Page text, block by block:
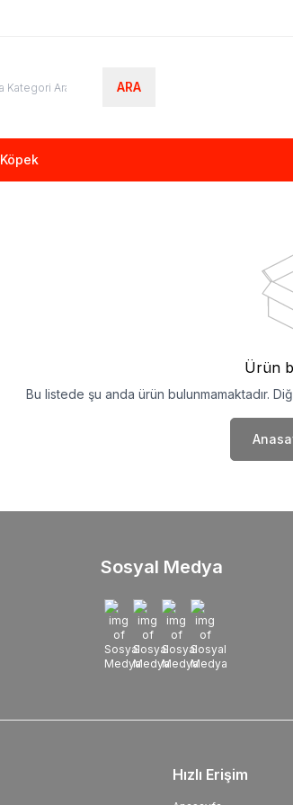
ARA
Köpek
Ürün
Bu listede şu anda ürün bulunmamaktadır.
Sosyal Medya
Hızlı Erişim